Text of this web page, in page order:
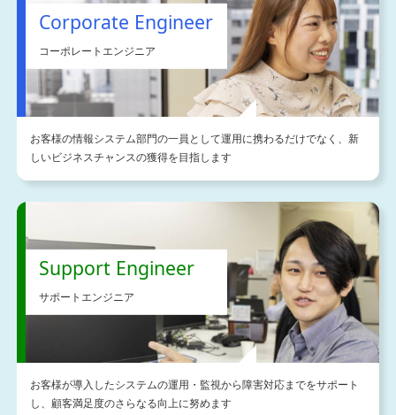
Corporate Engineer
コーポレートエンジニア
お客様の情報システム部門の一員として運用に携わるだけでなく、新
しいビジネスチャンスの獲得を目指します
Support Engineer
サポートエンジニア
お客様が導入したシステムの運用・監視から障害対応までをサポート
し、顧客満足度のさらなる向上に努めます